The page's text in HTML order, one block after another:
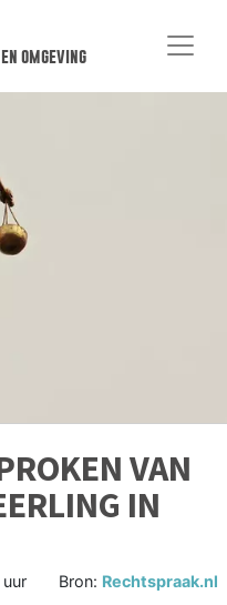
omgeving
VAN
IN
Bron: Rechtspraak.nl